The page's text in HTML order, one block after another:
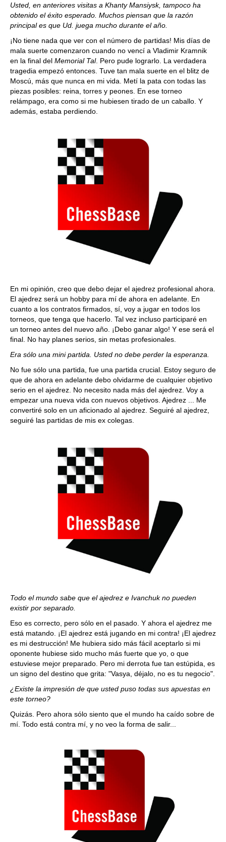
Usted, en anteriores visitas a Khanty Mansiysk, tampoco ha
obtenido el éxito esperado. Muchos piensan que la razón
principal es que Ud. juega mucho durante el año.
¡No tiene nada que ver con el número de partidas! Mis días de
mala suerte comenzaron cuando no vencí a Vladimir Kramnik
en la final del Memorial Tal. Pero pude lograrlo. La verdadera
tragedia empezó entonces. Tuve tan mala suerte en el blitz de
Moscú, más que nunca en mi vida. Metí la pata con todas las
piezas posibles: reina, torres y peones. En ese torneo
relámpago, era como si me hubiesen tirado de un caballo. Y
además, estaba perdiendo.
En mi opinión, creo que debo dejar el ajedrez profesional ahora.
El ajedrez será un hobby para mí de ahora en adelante. En
cuanto a los contratos firmados, sí, voy a jugar en todos los
torneos, que tenga que hacerlo. Tal vez incluso participaré en
un torneo antes del nuevo año. ¡Debo ganar algo! Y ese será el
final. No hay planes serios, sin metas profesionales.
Era sólo una mini partida. Usted no debe perder la esperanza.
No fue sólo una partida, fue una partida crucial. Estoy seguro de
que de ahora en adelante debo olvidarme de cualquier objetivo
serio en el ajedrez. No necesito nada más del ajedrez. Voy a
empezar una nueva vida con nuevos objetivos. Ajedrez ... Me
convertiré solo en un aficionado al ajedrez. Seguiré al ajedrez,
seguiré las partidas de mis ex colegas.
Todo el mundo sabe que el ajedrez e Ivanchuk no pueden
existir por separado.
Eso es correcto, pero sólo en el pasado. Y ahora el ajedrez me
está matando. ¡El ajedrez está jugando en mi contra! ¡El ajedrez
es mi destrucción! Me hubiera sido más fácil aceptarlo si mi
oponente hubiese sido mucho más fuerte que yo, o que
estuviese mejor preparado. Pero mi derrota fue tan estúpida, es
un signo del destino que grita: "Vasya, déjalo, no es tu negocio".
¿Existe la impresión de que usted puso todas sus apuestas en
este torneo?
Quizás. Pero ahora sólo siento que el mundo ha caído sobre de
mí. Todo está contra mí, y no veo la forma de salir...